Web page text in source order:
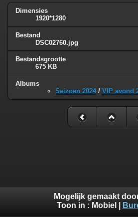
Dimensies
1920*1280
Bestand
DSC02760.jpg
Bestandsgrootte
675 KB
Albums
Seizoen 2024/ VIP avond
Mogelijk gemaakt
Toon in : Mobiel